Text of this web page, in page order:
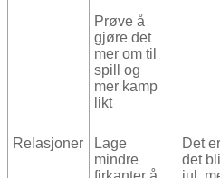
Prøve å
gjøre det
mer om til
spill og
mer kamp
likt
Relasjoner
Lage
mindre
Det
det